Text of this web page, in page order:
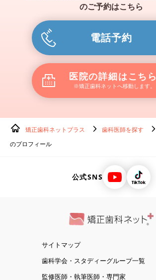
のご予約はこちら
電話予約
医院の詳細はこちら
※矯正歯科ネットへ移動します。
矯正歯科ネットプラス 歯科医師を探す
のプロフィール
公式SNS
サイトマップ
歯科学会・スタディーグループ一覧
監修医師・執筆医師・専門家